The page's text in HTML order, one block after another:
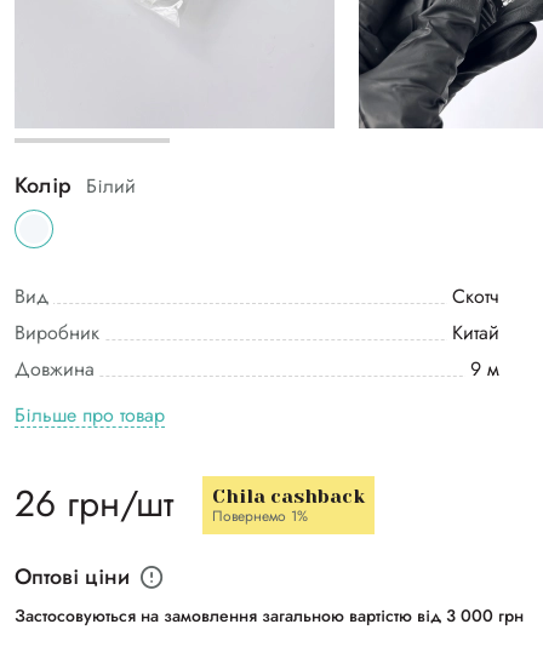
Колір Білий
Вид
Скотч
Виробник
Китай
Довжина
9 м
Більше про товар
26 грн/шт Chila cashback
Повернемо 1%
Оптові ціни
Застосовуються на замовлення загальною вартістю від 3 000 грн